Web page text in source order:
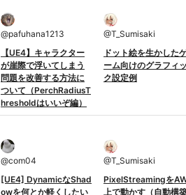
@pafuhana1213
【UE4】キャラクター
が崖際で浮いてしまう
問題を改善する方法に
ついて（PerchRadiusT
hresholdはいいぞ編）
@T_Sumisaki
ドット絵を生かした
ーム向けのグラフィッ
ク設定例
@com04
[UE4] DynamicなShad
owを何とか軽くしたい
@T_Sumisaki
PixelStreamingを
上で動かす（自動構